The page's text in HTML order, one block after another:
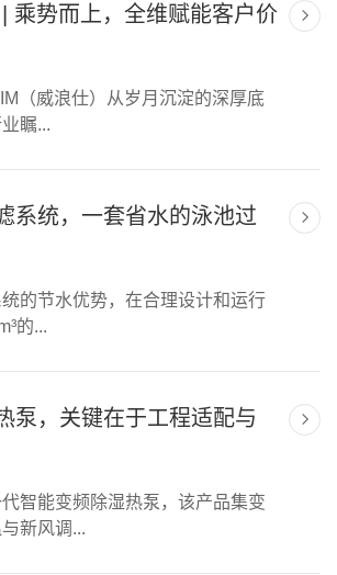
乘势而上，全维赋能客户价
（威浪仕）从岁月沉淀的深厚底
瞩...
系统，一套省水的泳池过
的节水优势，在合理设计和运行
的...
泵，关键在于工程适配与
智能变频除湿热泵，该产品集变
新风调...